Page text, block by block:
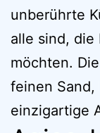
unberührte
alle sind, die
möchten.
feinen Sand,
einzigartige